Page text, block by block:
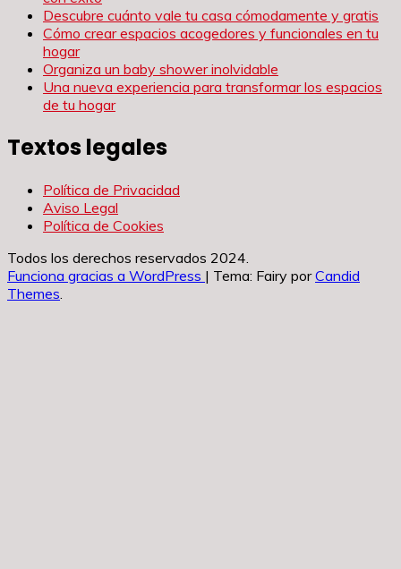
Descubre cuánto vale tu casa cómodamente y gratis
Cómo crear espacios acogedores y funcionales en tu
hogar
Organiza un baby shower inolvidable
Una nueva experiencia para transformar los espacios
de tu hogar
Textos legales
Política de Privacidad
Aviso Legal
Política de Cookies
Todos los derechos reservados 2024.
Funciona gracias a WordPress | Tema: Fairy porCandid
Themes.